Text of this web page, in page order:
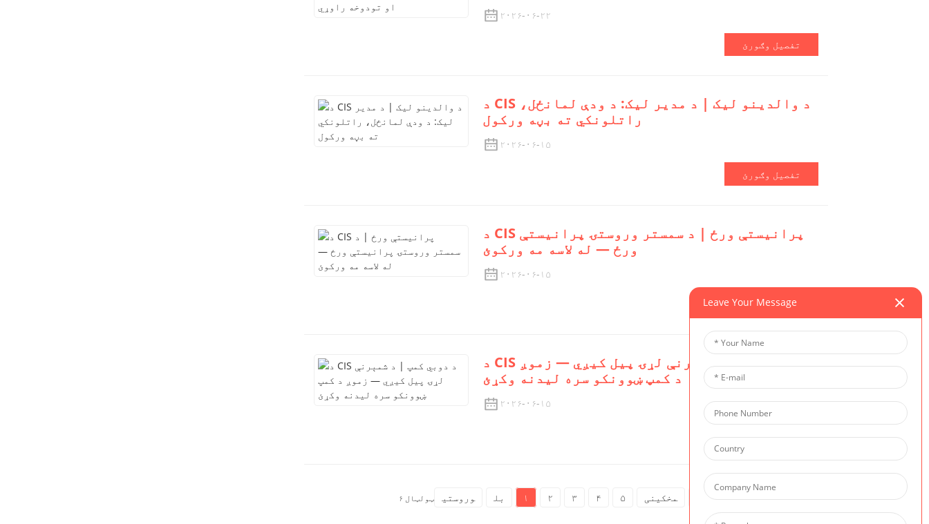
۲۰۲۶-۰۶-۲۲
تفصیل وګورئ
د CIS د والدینو لیک | د مدیر لیک: د ودې لمانځل،
راتلونکي ته بڼه ورکول
۲۰۲۶-۰۶-۱۵
تفصیل وګورئ
د CIS پرانیستې ورځ | د سمستر وروستۍ پرانیستې
ورځ — له لاسه مه ورکوئ
۲۰۲۶-۰۶-۱۵
تفصیل وګورئ
د CIS د دوبي کمپ | د شمېرنې لړۍ پیل کیږي — زموږ
د کمپ ښوونکو سره لیدنه وکړئ
۲۰۲۶-۰۶-۱۵
لومړی مخکینی ۱ ۲ ۳ ۴ ۵ بل وروستی ټولټال ۶
Leave Your Message